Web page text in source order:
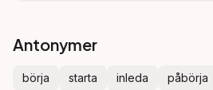
Antonymer
börja starta inleda påbörja